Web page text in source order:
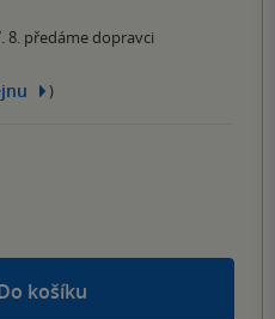
8. předáme dopravci
)
košíku